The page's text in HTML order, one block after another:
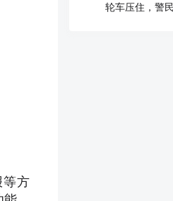
等方
轮车压住，警